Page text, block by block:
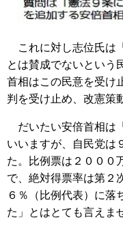
これに対し志位氏は
とは賛成でないという
首相はこの民意を受け
判を受け止め、改憲策
だいたい安倍首相は
いいますが、自民党は
た。比例票は２０００
で、絶対得票率は第２
６％（比例代表）に落
た」とはとても言えま